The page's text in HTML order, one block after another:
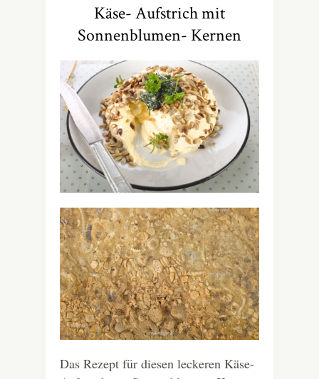
Käse- Aufstrich mit
Sonnenblumen- Kernen
Das Rezept für diesen leckeren Käse-